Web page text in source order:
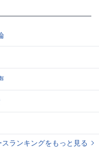
ランキングをもっと見る